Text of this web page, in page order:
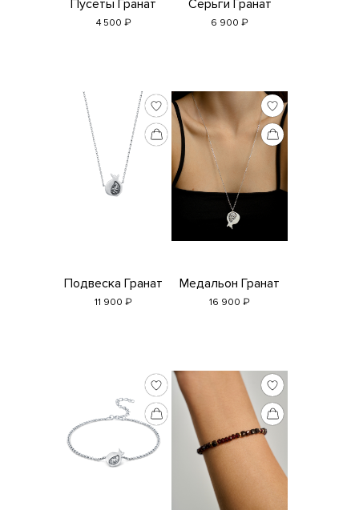
Пусеты Гранат
4 500 ₽
Серьги Гранат
6 900 ₽
Подвеска Гранат
11 900 ₽
Медальон Гранат
16 900 ₽